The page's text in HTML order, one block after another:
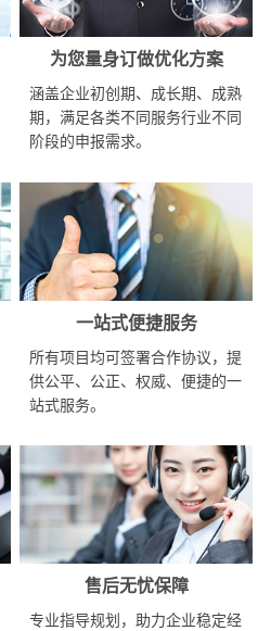
为您量身订做优化方案
涵盖企业初创期、成长期、成熟
期，满足各类不同服务行业不同
阶段的申报需求。
一站式便捷服务
所有项目均可签署合作协议，提
供公平、公正、权威、便捷的一
站式服务。
售后无忧保障
专业指导规划，助力企业稳定经